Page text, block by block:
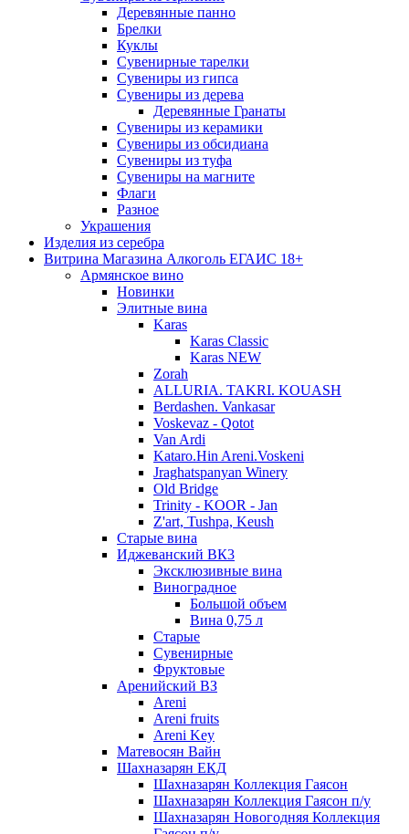
Деревянные панно
Брелки
Куклы
Сувенирные тарелки
Сувениры из гипса
Сувениры из дерева
Деревянные Гранаты
Сувениры из керамики
Сувениры из обсидиана
Сувениры из туфа
Сувениры на магните
Флаги
Разное
Украшения
Изделия из серебра
Витрина Магазина Алкоголь ЕГАИС 18+
Армянское вино
Новинки
Элитные вина
Karas
Karas Classic
Karas NEW
Zorah
ALLURIA. TAKRI. KOUASH
Berdashen. Vankasar
Voskevaz - Qotot
Van Ardi
Kataro.Hin Areni.Voskeni
Jraghatspanyan Winery
Old Bridge
Trinity - KOOR - Jan
Z'art, Tushpa, Keush
Старые вина
Иджеванский ВК3
Эксклюзивные вина
Виноградное
Большой объем
Вина 0,75 л
Старые
Сувенирные
Фруктовые
Аренийский ВЗ
Areni
Areni fruits
Areni Key
Матевосян Вайн
Шахназарян ЕКД
Шахназарян Коллекция Гаясон
Шахназарян Коллекция Гаясон п/у
Шахназарян Новогодняя Коллекция